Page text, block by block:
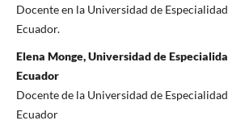
Docente en la Universidad de
Ecuador.
Elena Monge, Universidad de
Ecuador
Docente de la Universidad de
Ecuador